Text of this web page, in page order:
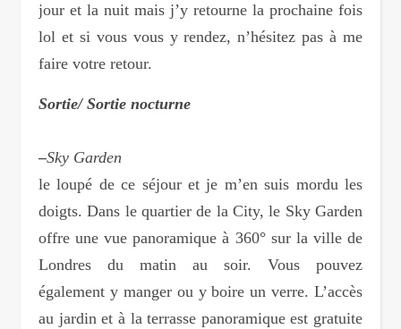
jour et la nuit mais j’y retourne la prochaine fois
lol et si vous vous y rendez, n’hésitez pas à me
faire votre retour.
Sortie/ Sortie nocturne
–Sky Garden
le loupé de ce séjour et je m’en suis mordu les
doigts. Dans le quartier de la City, le Sky Garden
offre une vue panoramique à 360° sur la ville de
Londres du matin au soir. Vous pouvez
également y manger ou y boire un verre. L’accès
au jardin et à la terrasse panoramique est gratuite